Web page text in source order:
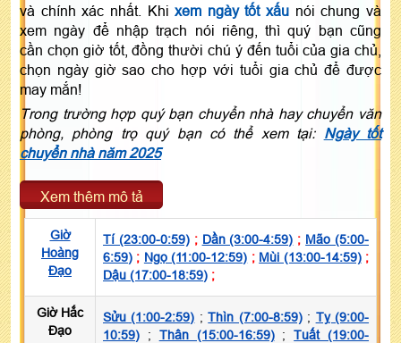
và chính xác nhất. Khixem ngày tốt xấu nói chung và
xem ngày để nhập trạch nói riêng, thì quý bạn cũng
cần chọn giờ tốt, đồng thười chú ý đến tuổi của gia chủ,
chọn ngày giờ sao cho hợp với tuổi gia chủ để được
may mắn!
Trong trường hợp quý bạn chuyển nhà hay chuyển văn
phòng, phòng trọ quý bạn có thể xem tại: Ngày tốt
chuyển nhà năm 2025
Xem thêm mô tả
Giờ
Hoàng
Đạo
Tí (23:00-0:59); Dần (3:00-4:59) ; Mão (5:00-
6:59) ; Ngọ (11:00-12:59) ; Mùi (13:00-14:59);
Dậu (17:00-18:59) ;
Giờ Hắc
Đạo
Sửu (1:00-2:59) ;Thìn (7:00-8:59); Tỵ (9:00-
10:59) ; Thân (15:00-16:59);Tuất (19:00-